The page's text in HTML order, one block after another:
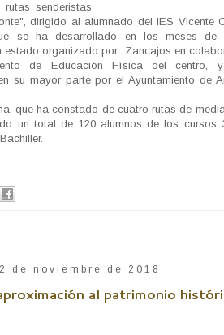
senderistas
dirigido al alumnado del IES Vicente
se ha desarrollado en los meses de
estado organizado por Zancajos en
de Educación Física del centro,
su mayor parte por el Ayuntamiento de
que ha constado de cuatro rutas de
un total de 120 alumnos de los cursos
de noviembre de 2018
al patrimonio